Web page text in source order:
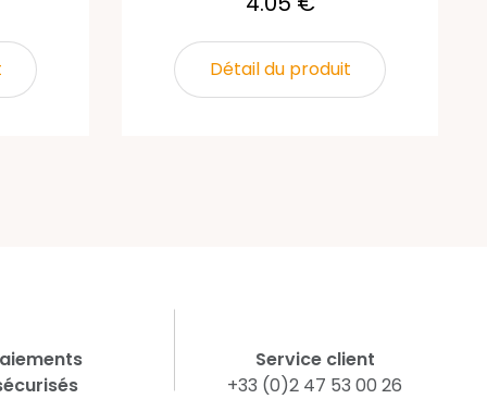
Détail du produit
Service client
+33 (0)2 47 53 00 26